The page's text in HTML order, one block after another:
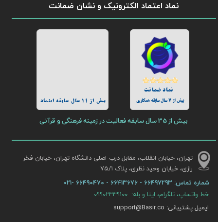
نماد اعتماد الکترونیک و نشان ضمانت
بیش از 11 سال سابقه اینماد
بیش از 35 سال سابقه فعالیت در زمینه فرهنگی و قرآنی
بیش از 7 سال سابقه همکاری
تهران، خیابان انقلاب، مقابل درب اصلی دانشگاه تهران، خیابان فخر
رازی، خیابان وحید نظری، پلاک ۷۵/۱​​​​​​​
شماره تماس:
خط واتساپ، تلگرام، ایتا و بله: 09902339100
ایمیل پشتیبانی: support@Basir.co